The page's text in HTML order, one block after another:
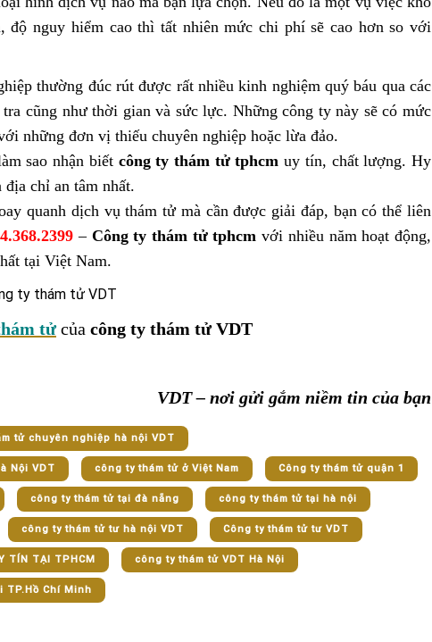
nguy hiểm cao thì tất nhiên mức chi phí sẽ cao hơn so với
thường đúc rút được rất nhiều kinh nghiệm quý báu qua các
cũng như thời gian và sức lực. Những công ty này sẽ có mức
những đơn vị thiếu chuyên nghiệp hoặc lừa đảo.
sao nhận biết công ty thám tử tphcm uy tín, chất lượng. Hy
chỉ an tâm nhất.
quanh dịch vụ thám tử mà cần được giải đáp, bạn có thể liên
– Công ty thám tử tphcm với nhiều năm hoạt động,
tại Việt Nam.
tử của công ty thám tử VDT
VDT – nơi gửi gắm niềm tin của bạn
tử chuyên nghiệp hà nội VDT
Nội VDT công ty thám tử ở Việt Nam Công ty thám tử quận 1
công ty thám tử tại đà nẵng công ty thám tử tại hà nội
công ty thám tử tư hà nội VDT Công ty thám tử tư VDT
TÍN TẠI TPHCM công ty thám tử VDT Hà Nội
TP.Hồ Chí Minh